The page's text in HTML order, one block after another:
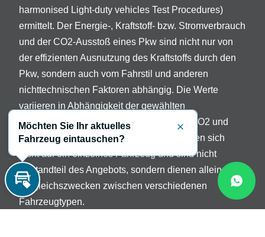
harmonised Light-duty vehicles Test Procedures)
ermittelt. Der Energie-, Kraftstoff- bzw. Stromverbrauch
und der CO2-Ausstoß eines Pkw sind nicht nur von
der effizienten Ausnutzung des Kraftstoffs durch den
Pkw, sondern auch vom Fahrstil und anderen
nichttechnischen Faktoren abhängig. Die Werte
variieren in Abhängigkeit der gewählten
Sonderausstattungen. Beschreibung der CO2 und
Verbrauchsangaben: Die Angaben beziehen sich
nicht auf ein einzelnes Fahrzeug und sind nicht
Bestandteil des Angebots, sondern dienen allein
Vergleichszwecken zwischen verschiedenen
Fahrzeugtypen.
Inzahlungnahme
Möchten Sie Ihr aktuelles
Fahrzeug eintauschen?
Schließen